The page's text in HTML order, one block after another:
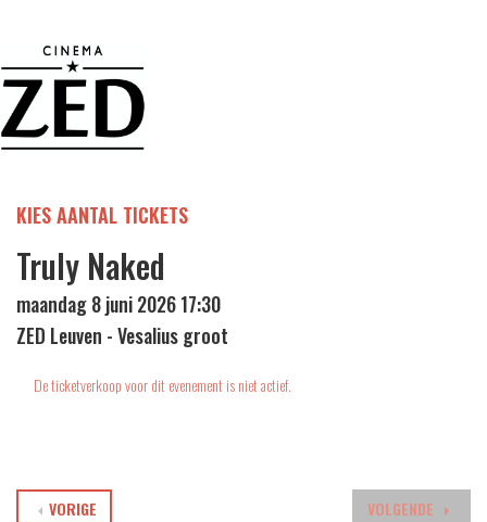
KIES AANTAL TICKETS
Truly Naked
maandag 8 juni 2026 17:30
ZED Leuven - Vesalius groot
De ticketverkoop voor dit evenement is niet actief.
VOLGENDE
VORIGE